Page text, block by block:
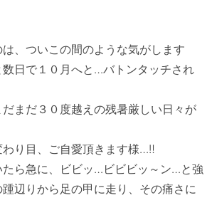
、ついこの間のような気がします
日で１０月へと…バトンタッチされ
まだ３０度越えの残暑厳しい日々が
わり目、ご自愛頂きます様…‼
たら急に、ビビッ…ビビビッ～ン…と強
辺りから足の甲に走り、その痛さに